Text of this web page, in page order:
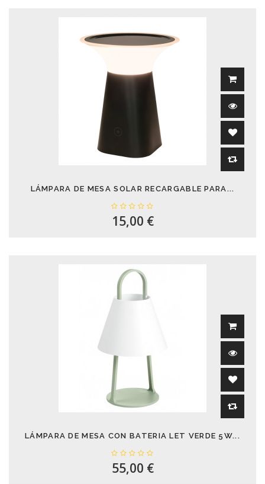
LÁMPARA DE MESA SOLAR RECARGABLE PARA...
15,00 €
LÁMPARA DE MESA CON BATERIA LET VERDE 5W...
55,00 €